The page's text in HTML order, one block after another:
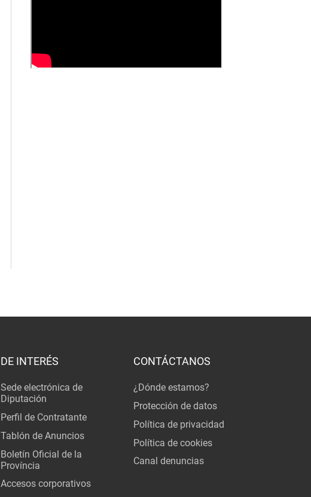
DE INTERÉS
Sede electrónica de
Diputación
Perfil de Contratante
Tablón de Anuncios
Boletín Oficial de la
Província
Accesos corporativos
CONTÁCTANOS
¿Dónde estamos?
Protección de datos
Política de privacidad
Política de cookies
Canal denuncias